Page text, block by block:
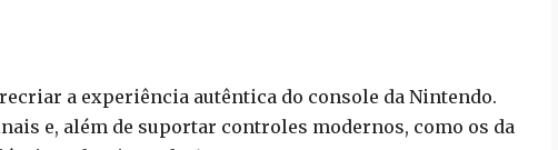
a experiência autêntica do console da Nintendo.
e, além de suportar controles modernos, como os da